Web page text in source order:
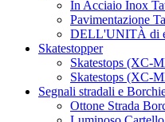
In Acciaio Inox
Pavimentazione
DELL'UNITÀ di
Skatestopper
Skatestops (XC-
Skatestops (XC-
Segnali stradali e
Ottone Strada